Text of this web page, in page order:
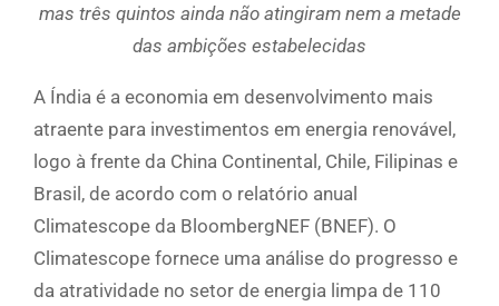
mas três quintos ainda não atingiram nem a metade
das ambições estabelecidas
A Índia é a economia em desenvolvimento mais
atraente para investimentos em energia renovável,
logo à frente da China Continental, Chile, Filipinas e
Brasil, de acordo com o relatório anual
Climatescope da BloombergNEF (BNEF). O
Climatescope fornece uma análise do progresso e
da atratividade no setor de energia limpa de 110